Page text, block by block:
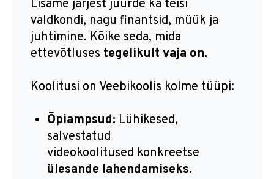
Lisame järjest juurde ka teisi
valdkondi, nagu finantsid, müük ja
juhtimine. Kõike seda, mida
ettevõtluses tegelikult vaja on.
Koolitusi on Veebikoolis kolme tüüpi:
Õpiampsud: Lühikesed,
salvestatud
videokoolitused konkreetse
ülesande lahendamiseks.